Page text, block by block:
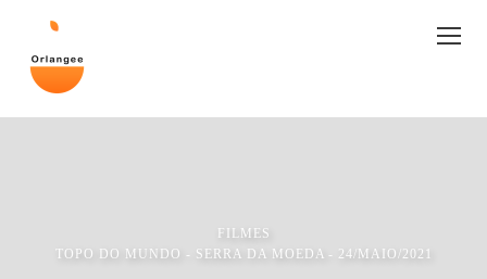
FILMES
TOPO DO MUNDO - SERRA DA MOEDA
24/MAIO/2021